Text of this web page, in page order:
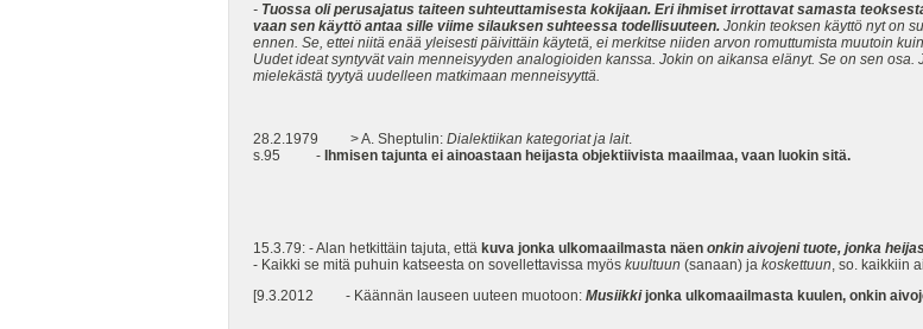
- Tuossa oli perusajatus taiteen suhteuttamisesta kokijaan. Eri ihmiset irrottavat samasta
vaan sen käyttö antaa sille viime silauksen suhteessa todellisuuteen. Jonkin teoksen käyttö nyt on
ennen. Se, ettei niitä enää yleisesti päivittäin käytetä, ei merkitse niiden arvon romuttumista muutoin
Uudet ideat syntyvät vain menneisyyden analogioiden kanssa. Jokin on aikansa elänyt. Se on sen
mielekästä tyytyä uudelleen matkimaan menneisyyttä.
28.2.1979 > A. Sheptulin: Dialektiikan kategoriat ja lait.
s.95 - Ihmisen tajunta ei ainoastaan heijasta objektiivista maailmaa, vaan luokin sitä.
15.3.79: - Alan hetkittäin tajuta, että kuva jonka ulkomaailmasta näen onkin aivojeni tuote, jonka
- Kaikki se mitä puhuin katseesta on sovellettavissa myös kuultuun (sanaan) ja koskettuun, so. kaikkiin
[9.3.2012 - Käännän lauseen uuteen muotoon: Musiikkijonka ulkomaailmasta kuulen, onkin